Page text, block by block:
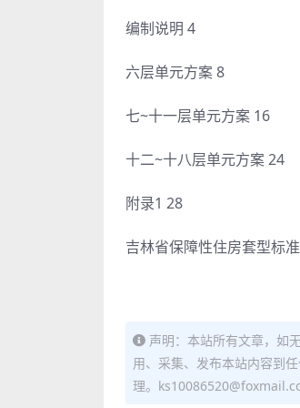
编制说明 4
六层单元方案 8
七~十一层单元方案 16
十二~十八层单元方案 24
附录1 28
吉林省保障性住房套型标
声明：本站所有文章，如
用、采集、发布本站内容到
理。